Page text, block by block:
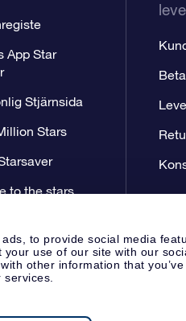
to provide social media
use of our site with our
other information that
App Star
Stjärnsida
Stars
to the stars